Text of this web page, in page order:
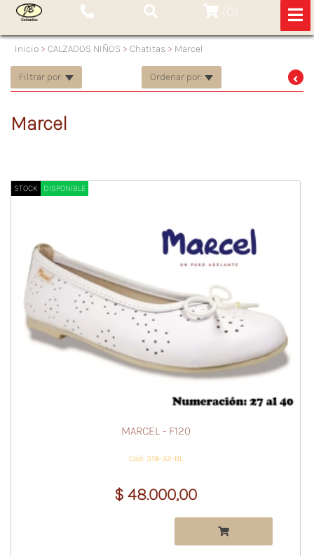
(0)
Inicio > CALZADOS NIÑOS > Chatitas > Marcel
Filtrar por: Ordenar por:
Marcel
STOCK DISPONIBLE
MARCEL - F120
Cód: 318-32-BL
$ 48.000,00